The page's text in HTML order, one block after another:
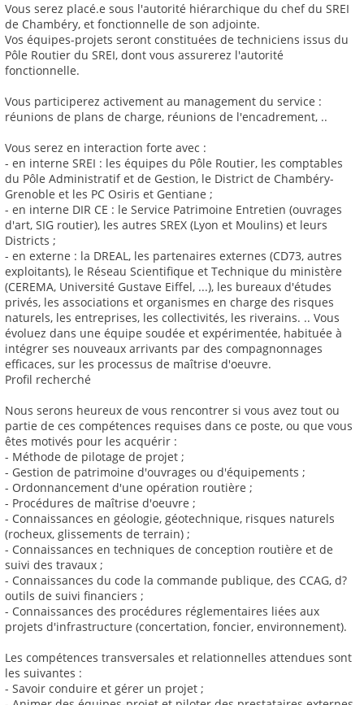
Vous serez placé.e sous l'autorité hiérarchique du chef du SREI
de Chambéry, et fonctionnelle de son adjointe.
Vos équipes-projets seront constituées de techniciens issus du
Pôle Routier du SREI, dont vous assurerez l'autorité
fonctionnelle.
Vous participerez activement au management du service :
réunions de plans de charge, réunions de l'encadrement, ..
Vous serez en interaction forte avec :
- en interne SREI : les équipes du Pôle Routier, les comptables
du Pôle Administratif et de Gestion, le District de Chambéry-
Grenoble et les PC Osiris et Gentiane ;
- en interne DIR CE : le Service Patrimoine Entretien (ouvrages
d'art, SIG routier), les autres SREX (Lyon et Moulins) et leurs
Districts ;
- en externe : la DREAL, les partenaires externes (CD73, autres
exploitants), le Réseau Scientifique et Technique du ministère
(CEREMA, Université Gustave Eiffel, ...), les bureaux d'études
privés, les associations et organismes en charge des risques
naturels, les entreprises, les collectivités, les riverains. .. Vous
évoluez dans une équipe soudée et expérimentée, habituée à
intégrer ses nouveaux arrivants par des compagnonnages
efficaces, sur les processus de maîtrise d'oeuvre.
Profil recherché
Nous serons heureux de vous rencontrer si vous avez tout ou
partie de ces compétences requises dans ce poste, ou que vous
êtes motivés pour les acquérir :
- Méthode de pilotage de projet ;
- Gestion de patrimoine d'ouvrages ou d'équipements ;
- Ordonnancement d'une opération routière ;
- Procédures de maîtrise d'oeuvre ;
- Connaissances en géologie, géotechnique, risques naturels
(rocheux, glissements de terrain) ;
- Connaissances en techniques de conception routière et de
suivi des travaux ;
- Connaissances du code la commande publique, des CCAG, d?
outils de suivi financiers ;
- Connaissances des procédures réglementaires liées aux
projets d'infrastructure (concertation, foncier, environnement).
Les compétences transversales et relationnelles attendues sont
les suivantes :
- Savoir conduire et gérer un projet ;